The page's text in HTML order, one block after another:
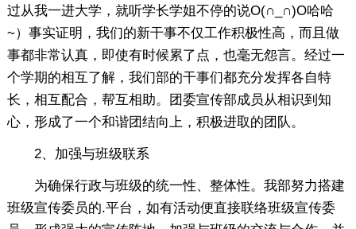
过从我一进大学，就听学长学姐不停的说O(∩_∩)O哈哈
~）事实证明，我们的新干事不仅工作积极性高，而且做
事都非常认真，即使有时候累了点，也毫无怨言。经过一
个学期的相互了解，我们部的干事们都充分发挥各自特
长，相互配合，帮互相助。团委宣传部成员从相识到知
心，形成了一个和谐团结向上，积极进取的团队。
2、加强与班级联系
为确保行政与班级的统一性、整体性。我部努力搭建
班级宣传委员的.平台，如有活动便直接联络班级宣传委